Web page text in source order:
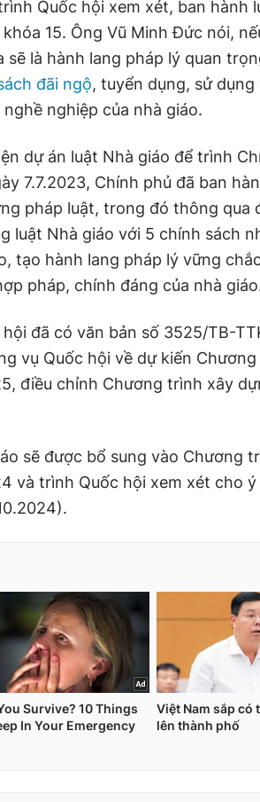
Quốc hội xem xét, ban hành
15. Ông Vũ Minh Đức nói,
là hành lang pháp lý quan
đãi ngộ, tuyển dụng, sử
nghiệp của nhà giáo.
dự án luật Nhà giáo để trình
7.7.2023, Chính phủ đã ban
pháp luật, trong đó thông qua
luật Nhà giáo với 5 chính sách
tạo hành lang pháp lý vững
pháp, chính đáng của nhà
đã có văn bản số 3525/TB-
vụ Quốc hội về dự kiến
điều chỉnh Chương trình xây
sẽ được bổ sung vào Chương
và trình Quốc hội xem xét cho ý